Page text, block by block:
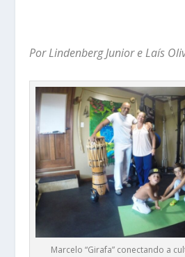
Por Lindenberg Junior e Laís
Marcelo “Girafa” conectando a